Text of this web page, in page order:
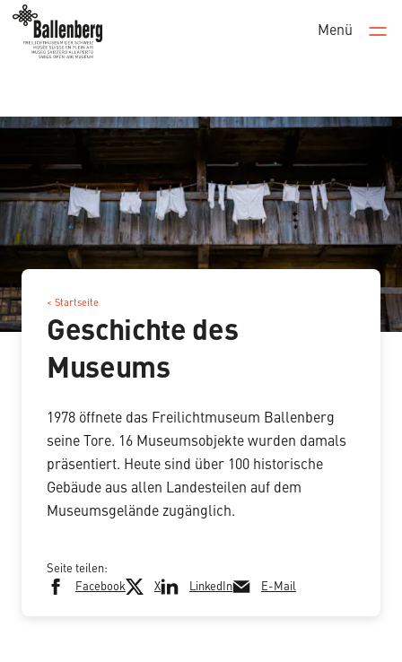
Menü
< Startseite
Geschichte des
Museums
1978 öffnete das Freilichtmuseum Ballenberg
seine Tore. 16 Museumsobjekte wurden damals
präsentiert. Heute sind über 100 historische
Gebäude aus allen Landesteilen auf dem
Museumsgelände zugänglich.
Seite teilen:
Facebook
X LinkedIn E-Mail